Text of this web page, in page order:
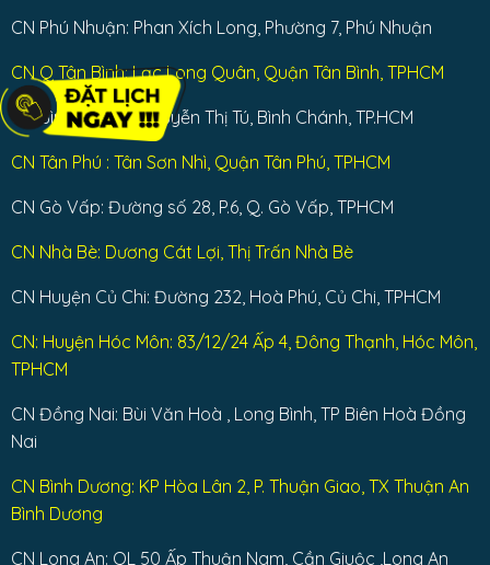
CN Phú Nhuận: Phan Xích Long, Phường 7, Phú Nhuận
CN Q Tân Bình: Lạc Long Quân, Quận Tân Bình, TPHCM
CN Bình Chánh: Nguyễn Thị Tú, Bình Chánh, TP.HCM
CN Tân Phú : Tân Sơn Nhì, Quận Tân Phú, TPHCM
CN Gò Vấp: Đường số 28, P.6, Q. Gò Vấp, TPHCM
CN Nhà Bè: Dương Cát Lợi, Thị Trấn Nhà Bè
CN Huyện Củ Chi: Đường 232, Hoà Phú, Củ Chi, TPHCM
CN: Huyện Hóc Môn: 83/12/24 Ấp 4, Đông Thạnh, Hóc Môn,
TPHCM
CN Đồng Nai: Bùi Văn Hoà , Long Bình, TP Biên Hoà Đồng
Nai
CN Bình Dương: KP Hòa Lân 2, P. Thuận Giao, TX Thuận An
Bình Dương
CN Long An: QL 50 Ấp Thuận Nam, Cần Giuộc ,Long An